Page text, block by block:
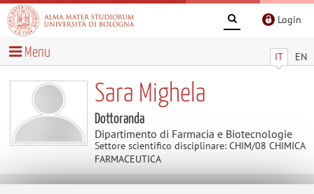
Login
IT EN
Menu
Sara Mighela
Dottoranda
Dipartimento di Farmacia e Biotecnologie
Settore scientifico disciplinare: CHIM/08 CHIMICA
FARMACEUTICA